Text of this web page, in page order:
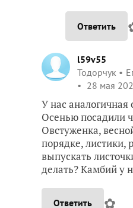
Ответить
l59v55
Тодорчук
28 мая
У нас аналогичная
Осенью посадили
Овстуженка,
порядке, листики,
выпускать
делать? Камбий у
Ответить ✿